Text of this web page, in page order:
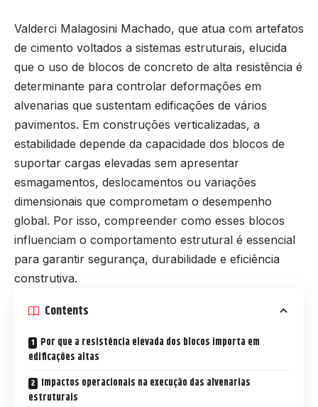
Valderci Malagosini Machado, que atua com artefatos
de cimento voltados a sistemas estruturais, elucida
que o uso de blocos de concreto de alta resistência é
determinante para controlar deformações em
alvenarias que sustentam edificações de vários
pavimentos. Em construções verticalizadas, a
estabilidade depende da capacidade dos blocos de
suportar cargas elevadas sem apresentar
esmagamentos, deslocamentos ou variações
dimensionais que comprometam o desempenho
global. Por isso, compreender como esses blocos
influenciam o comportamento estrutural é essencial
para garantir segurança, durabilidade e eficiência
construtiva.
Contents
Por que a resistência elevada dos blocos importa em
edificações altas
Impactos operacionais na execução das alvenarias
estruturais